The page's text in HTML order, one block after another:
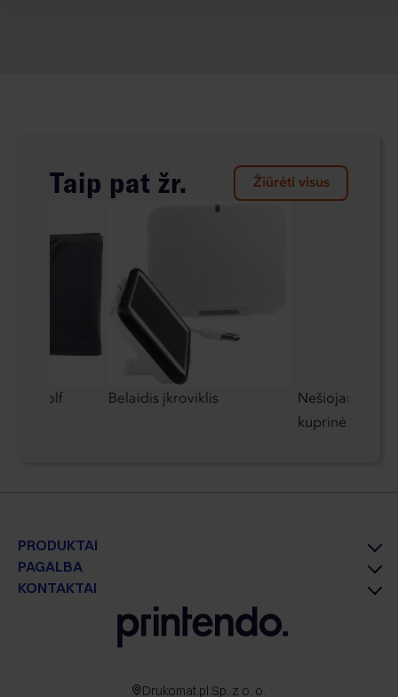
Taip pat žr. Žiūrėti visus
Belaidis įkroviklis
Nešiojamojo
kuprinė
PRODUKTAI
PAGALBA
KONTAKTAI
Drukomat.pl Sp. z o. o.